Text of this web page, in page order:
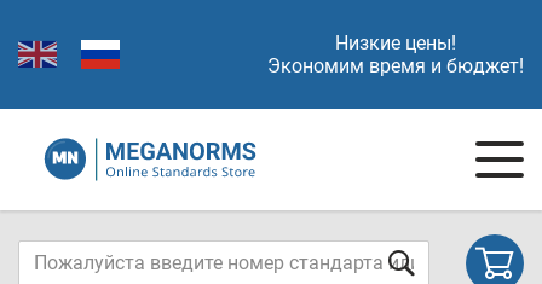
Низкие цены!
Экономим время и бюджет!